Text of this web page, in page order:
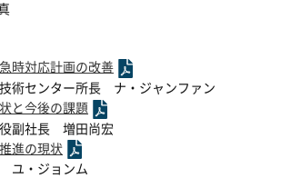
時対応計画の改善
術センター所長 ナ・ジャンファン
と今後の課題
副社長 増田尚宏
進の現状
ユ・ジョンム